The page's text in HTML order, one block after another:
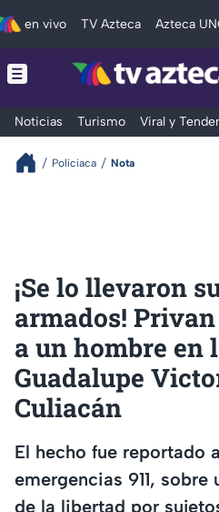
en vivo TV Azteca Azteca
Noticias Turismo Viral y
Policiaca Nota
¡Se lo llevaron
armados!
a un hombre en
Guadalupe
Culiacán
El hecho fue reportado
emergencias 911,
de la libertad por